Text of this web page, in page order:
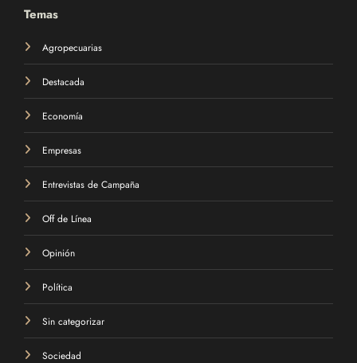
Temas
Agropecuarias
Destacada
Economía
Empresas
Entrevistas de Campaña
Off de Línea
Opinión
Política
Sin categorizar
Sociedad